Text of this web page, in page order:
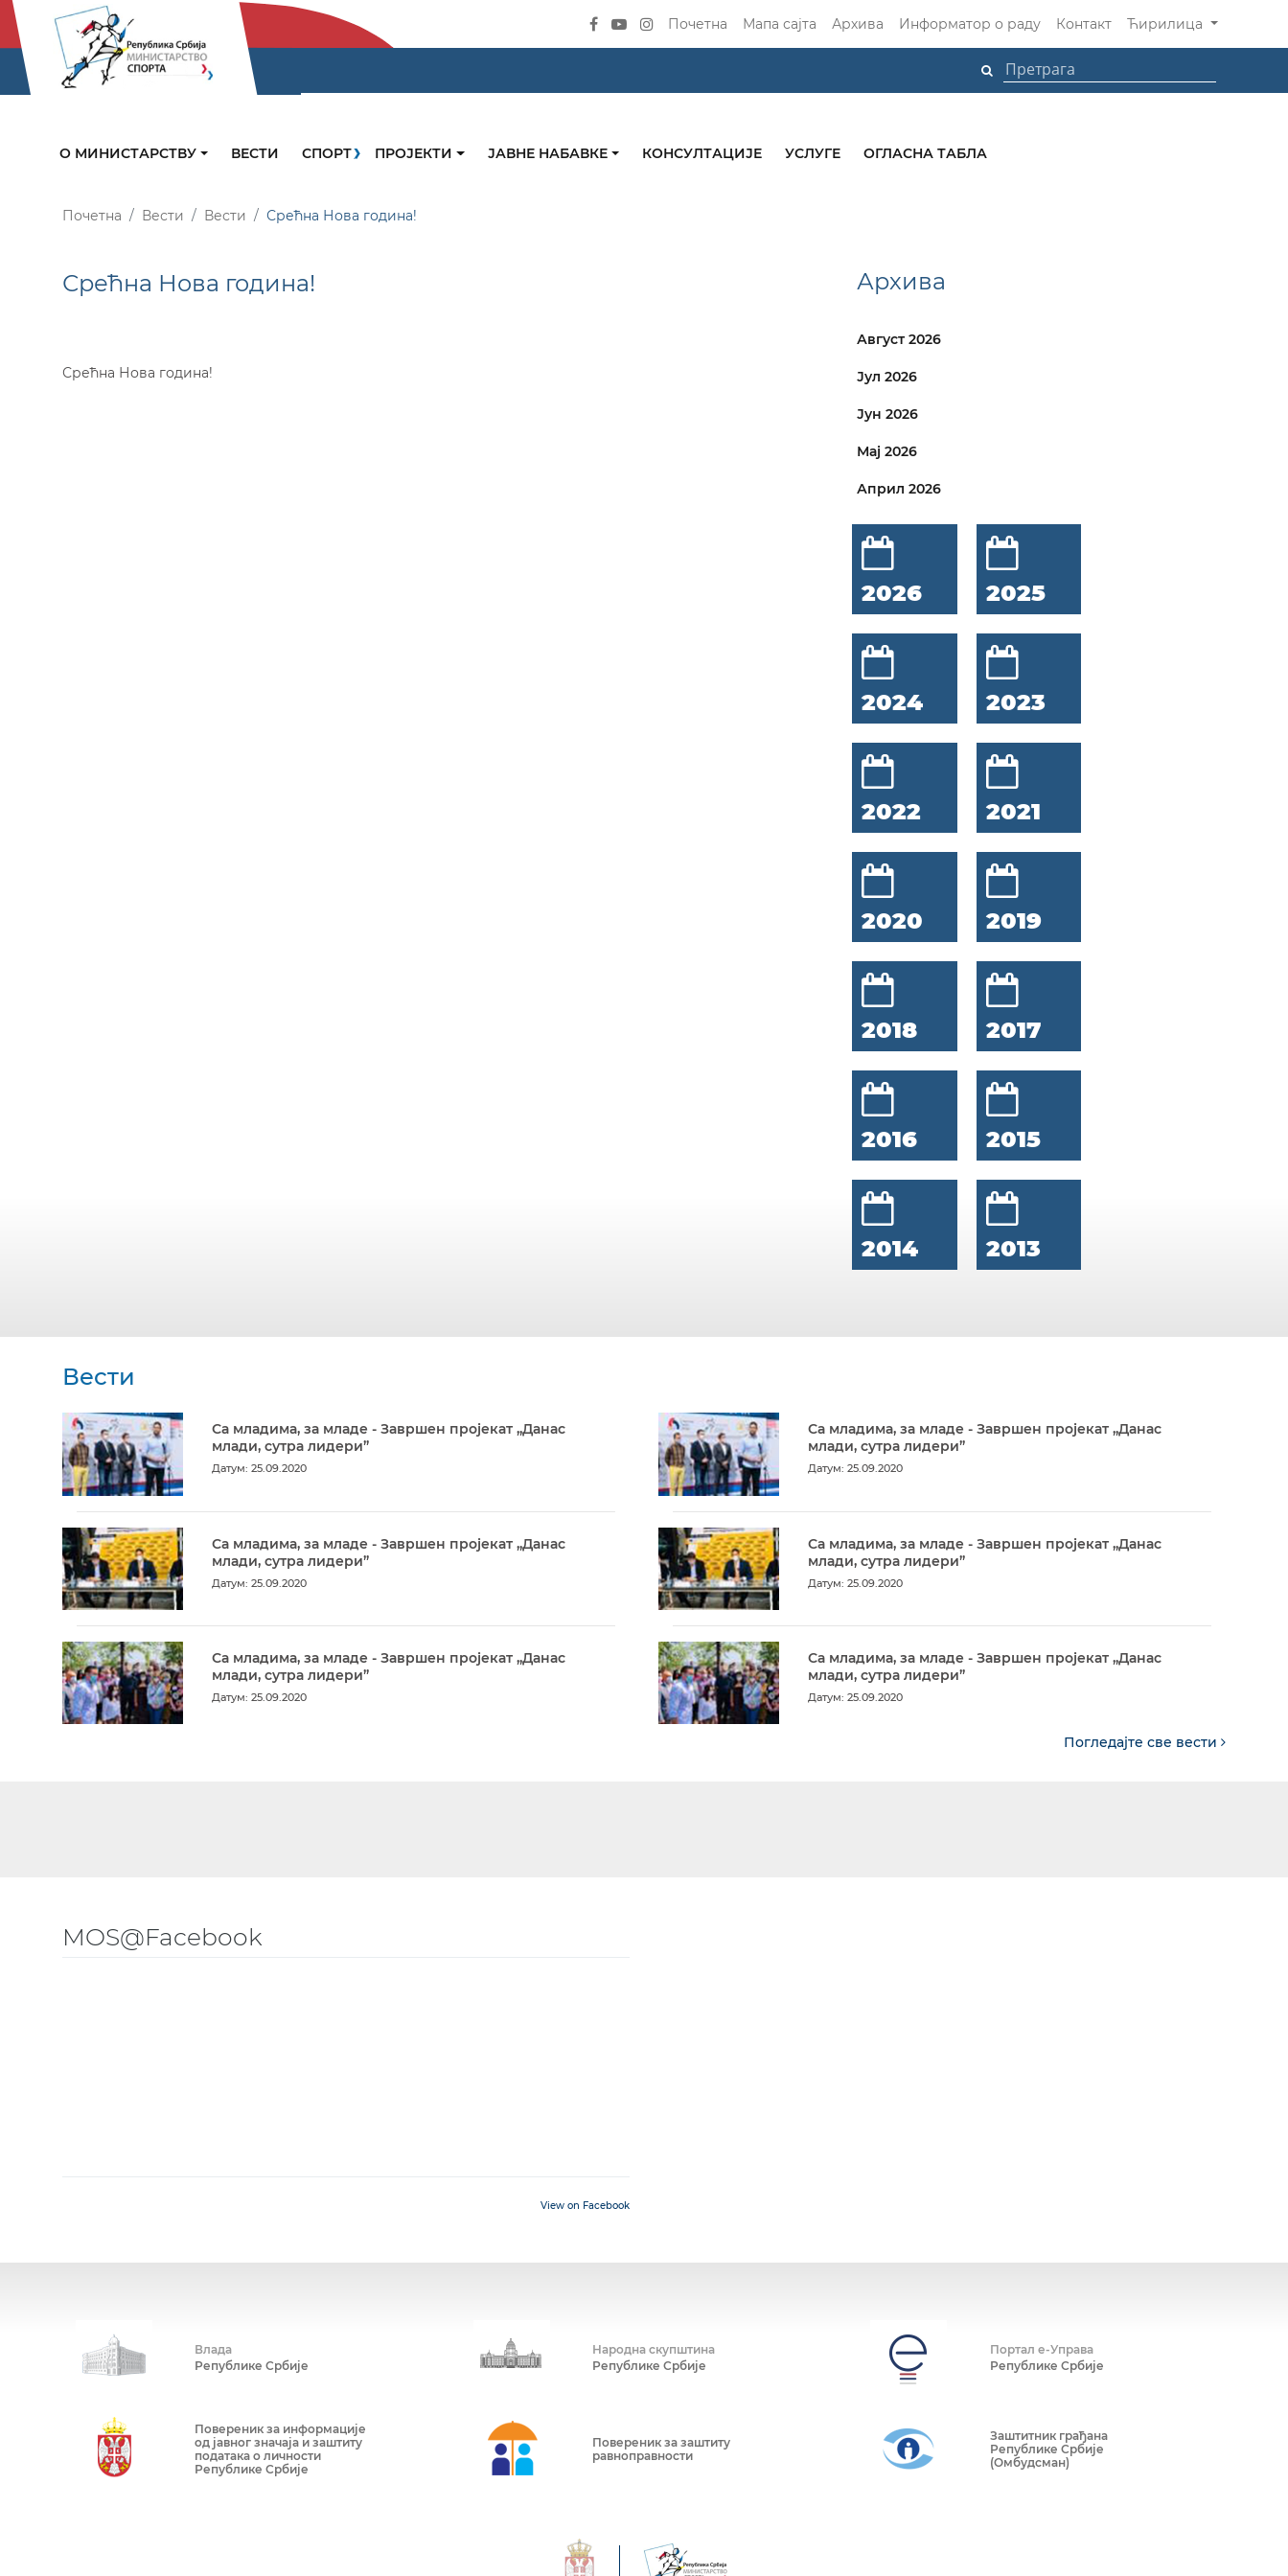
Почетна Мапа сајта Архива Информатор о раду Контакт Ћирилица
О МИНИСТАРСТВУ ВЕСТИ СПОРТ ПРОЈЕКТИ ЈАВНЕ НАБАВКЕ КОНСУЛТАЦИЈЕ УСЛУГЕ ОГЛАСНА ТАБЛА
Почетна Вести Вести Срећна Нова година!
Срећна Нова година!
Срећна Нова година!
Архива
Август 2026
Јул 2026
Јун 2026
Мај 2026
Април 2026
2026 2025
2024 2023
2022 2021
2020 2019
2018 2017
2016 2015
2014 2013
Вести
Са младима, за младе - Завршен пројекат „Данас
млади, сутра лидери”
Датум: 25.09.2020
Са младима, за младе - Завршен пројекат „Данас
млади, сутра лидери”
Датум: 25.09.2020
Са младима, за младе - Завршен пројекат „Данас
млади, сутра лидери”
Датум: 25.09.2020
Са младима, за младе - Завршен пројекат „Данас
млади, сутра лидери”
Датум: 25.09.2020
Са младима, за младе - Завршен пројекат „Данас
млади, сутра лидери”
Датум: 25.09.2020
Са младима, за младе - Завршен пројекат „Данас
млади, сутра лидери”
Датум: 25.09.2020
Погледајте све вести
MOS@Facebook
View on Facebook
Влада
Републике Србије
Народна скупштина
Републике Србије
Портал е-Управа
Републике Србије
Повереник за информације
од јавног значаја и заштиту
података о личности
Републике Србије
Повереник за заштиту
равноправности
Заштитник грађана
Републике Србије
(Омбудсман)